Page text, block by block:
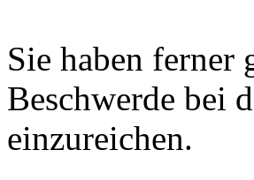
Sie haben ferner
Beschwerde bei
einzureichen.